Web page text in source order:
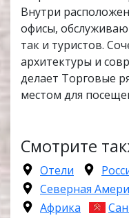
Внутри
офисы,
так и туристов.
архитектуры и
делает Торговые
местом для
Смотрите
Отели
Северная
Африка